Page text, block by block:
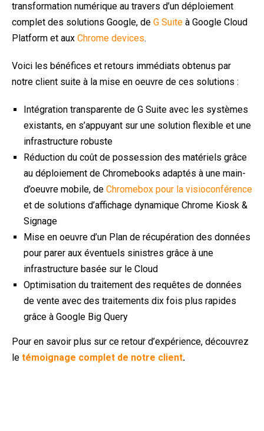
transformation numérique au travers d’un déploiement
complet des solutions Google, de G Suite à Google Cloud
Platform et aux Chrome devices.
Voici les bénéfices et retours immédiats obtenus par
notre client suite à la mise en oeuvre de ces solutions :
Intégration transparente de G Suite avec les systèmes
existants, en s’appuyant sur une solution flexible et une
infrastructure robuste
Réduction du coût de possession des matériels grâce
au déploiement de Chromebooks adaptés à une main-
d’oeuvre mobile, de Chromebox pour la visioconférence
et de solutions d’affichage dynamique Chrome Kiosk &
Signage
Mise en oeuvre d’un Plan de récupération des données
pour parer aux éventuels sinistres grâce à une
infrastructure basée sur le Cloud
Optimisation du traitement des requêtes de données
de vente avec des traitements dix fois plus rapides
grâce à Google Big Query
Pour en savoir plus sur ce retour d’expérience, découvrez
le témoignage complet de notre client.